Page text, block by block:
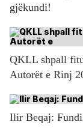
gjëkundi!
QKLL shpall
Autorët e Rinj
Ilir Beqaj: